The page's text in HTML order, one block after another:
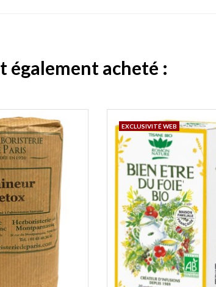
également acheté :
EXCLUSIVITÉ WEB